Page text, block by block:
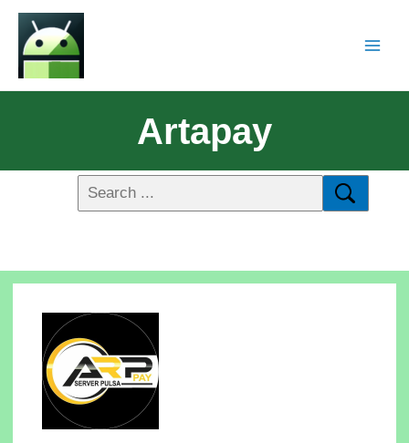
Artapay